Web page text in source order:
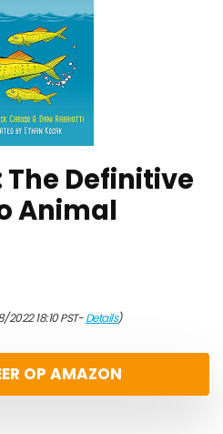
The Definitive
Animal
2022 18:10 PST-Details)
OP AMAZON